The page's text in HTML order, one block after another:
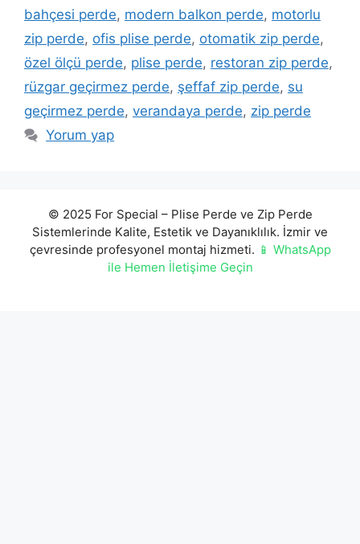
bahçesi perde, modern balkon perde, motorlu
zip perde, ofis plise perde, otomatik zip perde,
özel ölçü perde, plise perde, restoran zip perde,
rüzgar geçirmez perde, şeffaf zip perde, su
geçirmez perde, verandaya perde, zip perde
Yorum yap
© 2025 For Special – Plise Perde ve Zip Perde
Sistemlerinde Kalite, Estetik ve Dayanıklılık. İzmir ve
çevresinde profesyonel montaj hizmeti. 📱 WhatsApp
ile Hemen İletişime Geçin